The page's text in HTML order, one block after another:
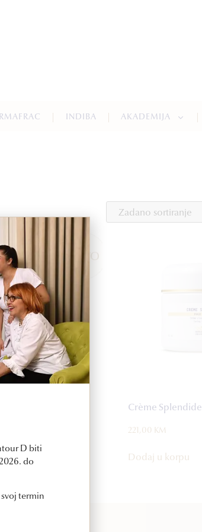
INDIBA AKADEMIJA
Métamorphique Crème Splendide
221,00 KM
Dodaj u korpu
D biti
do
termin